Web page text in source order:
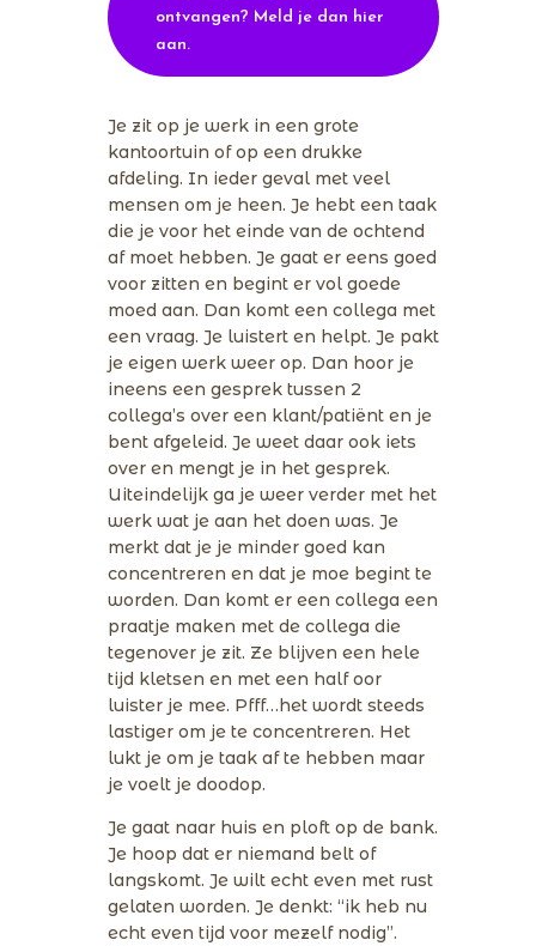
ontvangen? Meld je dan hier
aan.
Je zit op je werk in een grote
kantoortuin of op een drukke
afdeling. In ieder geval met veel
mensen om je heen. Je hebt een taak
die je voor het einde van de ochtend
af moet hebben. Je gaat er eens goed
voor zitten en begint er vol goede
moed aan. Dan komt een collega met
een vraag. Je luistert en helpt. Je pakt
je eigen werk weer op. Dan hoor je
ineens een gesprek tussen 2
collega’s over een klant/patiënt en je
bent afgeleid. Je weet daar ook iets
over en mengt je in het gesprek.
Uiteindelijk ga je weer verder met het
werk wat je aan het doen was. Je
merkt dat je je minder goed kan
concentreren en dat je moe begint te
worden. Dan komt er een collega een
praatje maken met de collega die
tegenover je zit. Ze blijven een hele
tijd kletsen en met een half oor
luister je mee. Pfff…het wordt steeds
lastiger om je te concentreren. Het
lukt je om je taak af te hebben maar
je voelt je doodop.
Je gaat naar huis en ploft op de bank.
Je hoop dat er niemand belt of
langskomt. Je wilt echt even met rust
gelaten worden. Je denkt: “ik heb nu
echt even tijd voor mezelf nodig”.